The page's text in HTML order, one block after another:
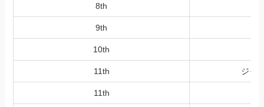
8th
9th
10th
11th ジャ
11th